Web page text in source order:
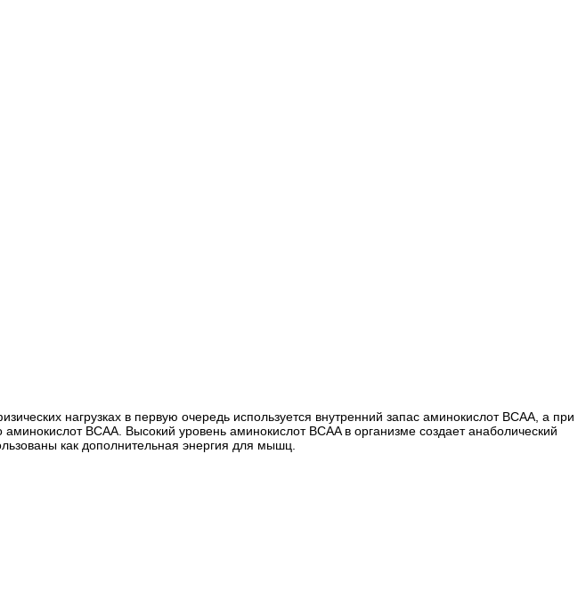
нагрузках в первую очередь используется внутренний запас аминокислот BCAA, а при
BCAA. Высокий уровень аминокислот ВCAA в организме создает анаболический
как дополнительная энергия для мышц.